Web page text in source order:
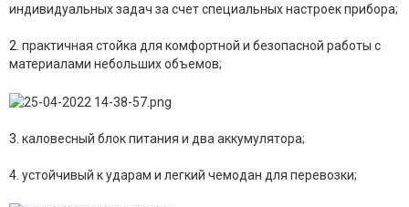
индивидуальных задач за счет специальных настроек прибора;
2. практичная стойка для комфортной и безопасной работы с
материалами небольших объемов;
3. каловесный блок питания и два аккумулятора;
4. устойчивый к ударам и легкий чемодан для перевозки;